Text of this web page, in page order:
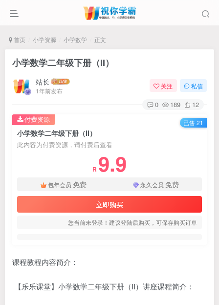
首页 小学资源 小学数学 正文
小学数学二年级下册（II）
站长
1年前发布
关注 私信
0 189 12
小学数学二年级下册（II）
此内容为付费资源，请付费后查看
R 9.9
包年会员 免费 永久会员 免费
立即购买
您当前未登录！建议登陆后购买，可保存购买订单
付费资源 已售 21
课程教程内容简介：
【乐乐课堂】小学数学二年级下册（II）讲座课程简介：